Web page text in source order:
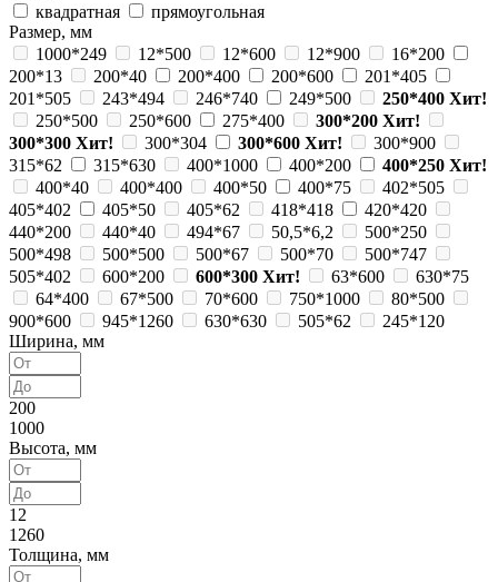
квадратная
прямоугольная
Размер, мм
1000*249
12*500 12*600 12*900
16*200
200*13
200*40 200*400 200*600
201*405
201*505
243*494 246*740 249*500 250*400 Хит!
250*500
250*600 275*400 300*200 Хит!
300*300 Хит! 300*304 300*600 Хит!
300*900
315*62
315*630 400*1000 400*200 400*250 Хит!
400*40
400*400 400*50 400*75
402*505
405*402
405*50 405*62 418*418
420*420
440*200
440*40 494*67 50,5*6,2
500*250
500*498
500*500 500*67 500*70
500*747
505*402
600*200 600*300 Хит! 63*600
630*75
64*400
67*500 70*600 750*1000
80*500
900*600
945*1260 630*630 505*62
245*120
Ширина, мм
200
1000
Высота, мм
12
1260
Толщина, мм